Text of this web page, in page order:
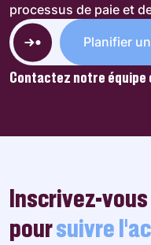
processus de paie et
Planifier
Contactez notre équipe
Inscrivez-
poursuivre